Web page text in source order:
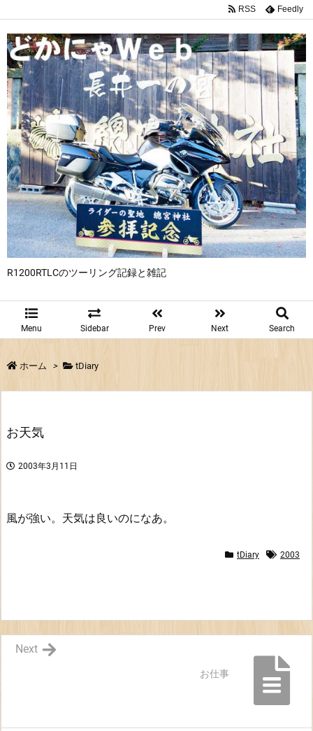
R1200RTLCのツーリング記録と雑記
Menu Sidebar Prev Next Search
RSS Feedly
ホーム > tDiary
お天気
2003年3月11日
風が強い。天気は良いのになあ。
tDiary 2003
お仕事
Next